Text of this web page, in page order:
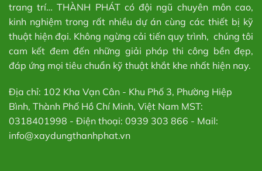
trang trí… THÀNH PHÁT có đội ngũ chuyên môn cao,
kinh nghiệm trong rất nhiều dự án cùng các thiết bị kỹ
thuật hiện đại. Không ngừng cải tiến quy trình, chúng tôi
cam kết đem đến những giải pháp thi công bền đẹp,
đáp ứng mọi tiêu chuẩn kỹ thuật khắt khe nhất hiện nay.
Địa chỉ: 102 Kha Vạn Cân - Khu Phố 3, Phường Hiệp
Bình, Thành Phố Hồ Chí Minh, Việt Nam MST:
0318401998 - Điện thoại: 0939 303 866 - Mail:
info@xaydungthanhphat.vn